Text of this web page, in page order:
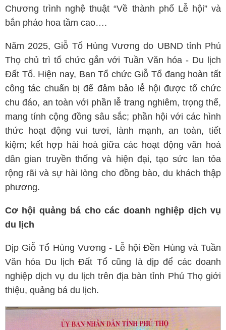
Chương trình nghệ thuật “Về thành phố Lễ hội” và
bắn pháo hoa tầm cao….
Năm 2025, Giỗ Tổ Hùng Vương do UBND tỉnh Phú
Thọ chủ trì tổ chức gắn với Tuần Văn hóa - Du lịch
Đất Tổ. Hiện nay, Ban Tổ chức Giỗ Tổ đang hoàn tất
công tác chuẩn bị để đảm bảo lễ hội được tổ chức
chu đáo, an toàn với phần lễ trang nghiêm, trọng thể,
mang tính cộng đồng sâu sắc; phần hội với các hình
thức hoạt động vui tươi, lành mạnh, an toàn, tiết
kiệm; kết hợp hài hoà giữa các hoạt động văn hoá
dân gian truyền thống và hiện đại, tạo sức lan tỏa
rộng rãi và sự hài lòng cho đồng bào, du khách thập
phương.
Cơ hội quảng bá cho các doanh nghiệp dịch vụ
du lịch
Dịp Giỗ Tổ Hùng Vương - Lễ hội Đền Hùng và Tuần
Văn hóa Du lịch Đất Tổ cũng là dịp để các doanh
nghiệp dịch vụ du lịch trên địa bàn tỉnh Phú Thọ giới
thiệu, quảng bá du lịch.